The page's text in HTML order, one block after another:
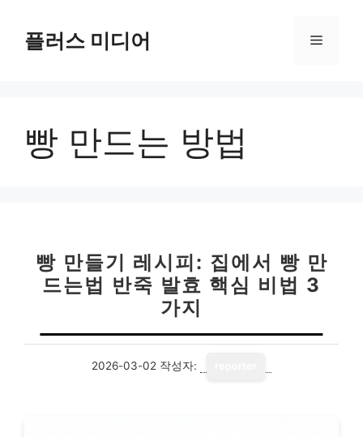
플러스 미디어 메
빵 만드는 방법
빵 만들기 레시피: 집에서 빵 만
드는법 반죽 발효 핵심 비법 3
가지
2026-03-02 작성자: